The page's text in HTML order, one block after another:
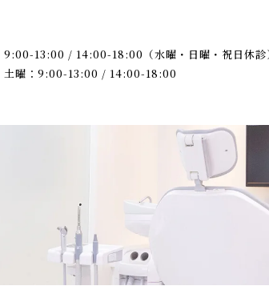
9:00-13:00 / 14:00-18:00（水曜・日曜・祝日休診
土曜：9:00-13:00 / 14:00-18:00